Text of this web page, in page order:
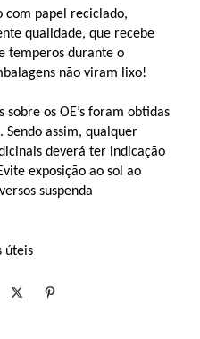
com papel reciclado,
qualidade, que recebe
temperos durante o
não viram lixo!
sobre os OE’s foram obtidas
Sendo assim, qualquer
deverá ter indicação
exposição ao sol ao
suspenda
úteis